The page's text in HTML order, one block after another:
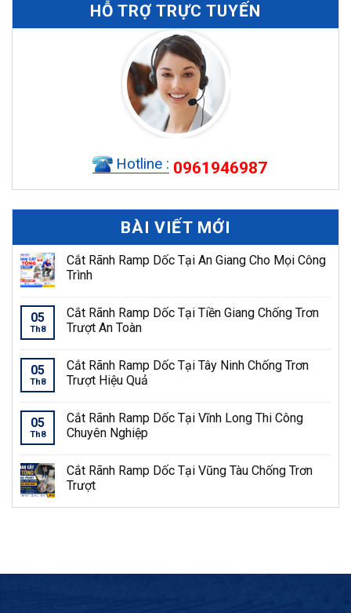
HỖ TRỢ TRỰC TUYẾN
Hotline : 0961946987
BÀI VIẾT MỚI
Cắt Rãnh Ramp Dốc Tại An Giang Cho Mọi Công
Trình
05
Th8
Cắt Rãnh Ramp Dốc Tại Tiền Giang Chống Trơn
Trượt An Toàn
05
Th8
Cắt Rãnh Ramp Dốc Tại Tây Ninh Chống Trơn
Trượt Hiệu Quả
05
Th8
Cắt Rãnh Ramp Dốc Tại Vĩnh Long Thi Công
Chuyên Nghiệp
Cắt Rãnh Ramp Dốc Tại Vũng Tàu Chống Trơn
Trượt